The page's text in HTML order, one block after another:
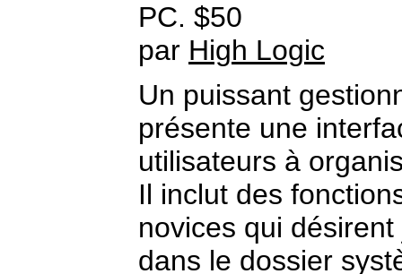
PC. $50
par High Logic
Un puissant
présente une
utilisateurs à
Il inclut des
novices qui
dans le dossier